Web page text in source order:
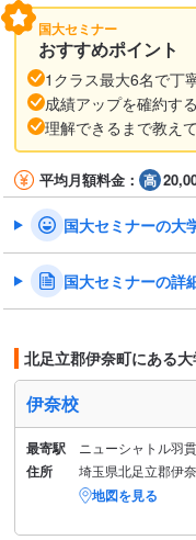
国大セミナー
おすすめポイント
1クラス最大6名で丁
成績アップを確約す
理解できるまで教え
平均月額料金：
国大セミナーの大
国大セミナーの詳
北足立郡伊奈町にある
伊奈校
最寄駅 ニューシャトル羽
住所 埼玉県北足立郡伊
地図を見る